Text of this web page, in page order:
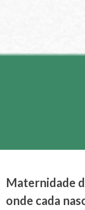
Maternidade
onde cada